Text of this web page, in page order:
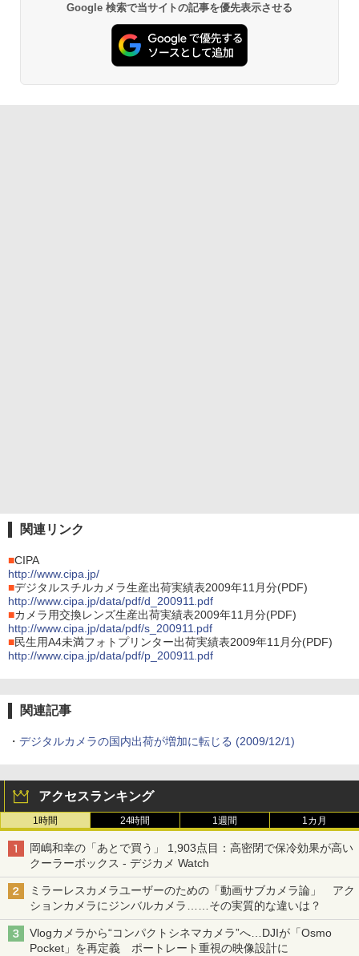
Google 検索で当サイトの記事を優先表示させる
関連リンク
■CIPA
http://www.cipa.jp/
■デジタルスチルカメラ生産出荷実績表2009年11月分(PDF)
http://www.cipa.jp/data/pdf/d_200911.pdf
■カメラ用交換レンズ生産出荷実績表2009年11月分(PDF)
http://www.cipa.jp/data/pdf/s_200911.pdf
■民生用A4未満フォトプリンター出荷実績表2009年11月分(PDF)
http://www.cipa.jp/data/pdf/p_200911.pdf
関連記事
・ デジタルカメラの国内出荷が増加に転じる (2009/12/1)
アクセスランキング
1時間 24時間 1週間 1カ月
岡嶋和幸の「あとで買う」 1,903点目：高密閉で保冷効果が高い
クーラーボックス - デジカメ Watch
ミラーレスカメラユーザーのための「動画サブカメラ論」 アク
ションカメラにジンバルカメラ……その実質的な違いは？
Vlogカメラから“コンパクトシネマカメラ”へ…DJIが「Osmo
Pocket」を再定義 ポートレート重視の映像設計に